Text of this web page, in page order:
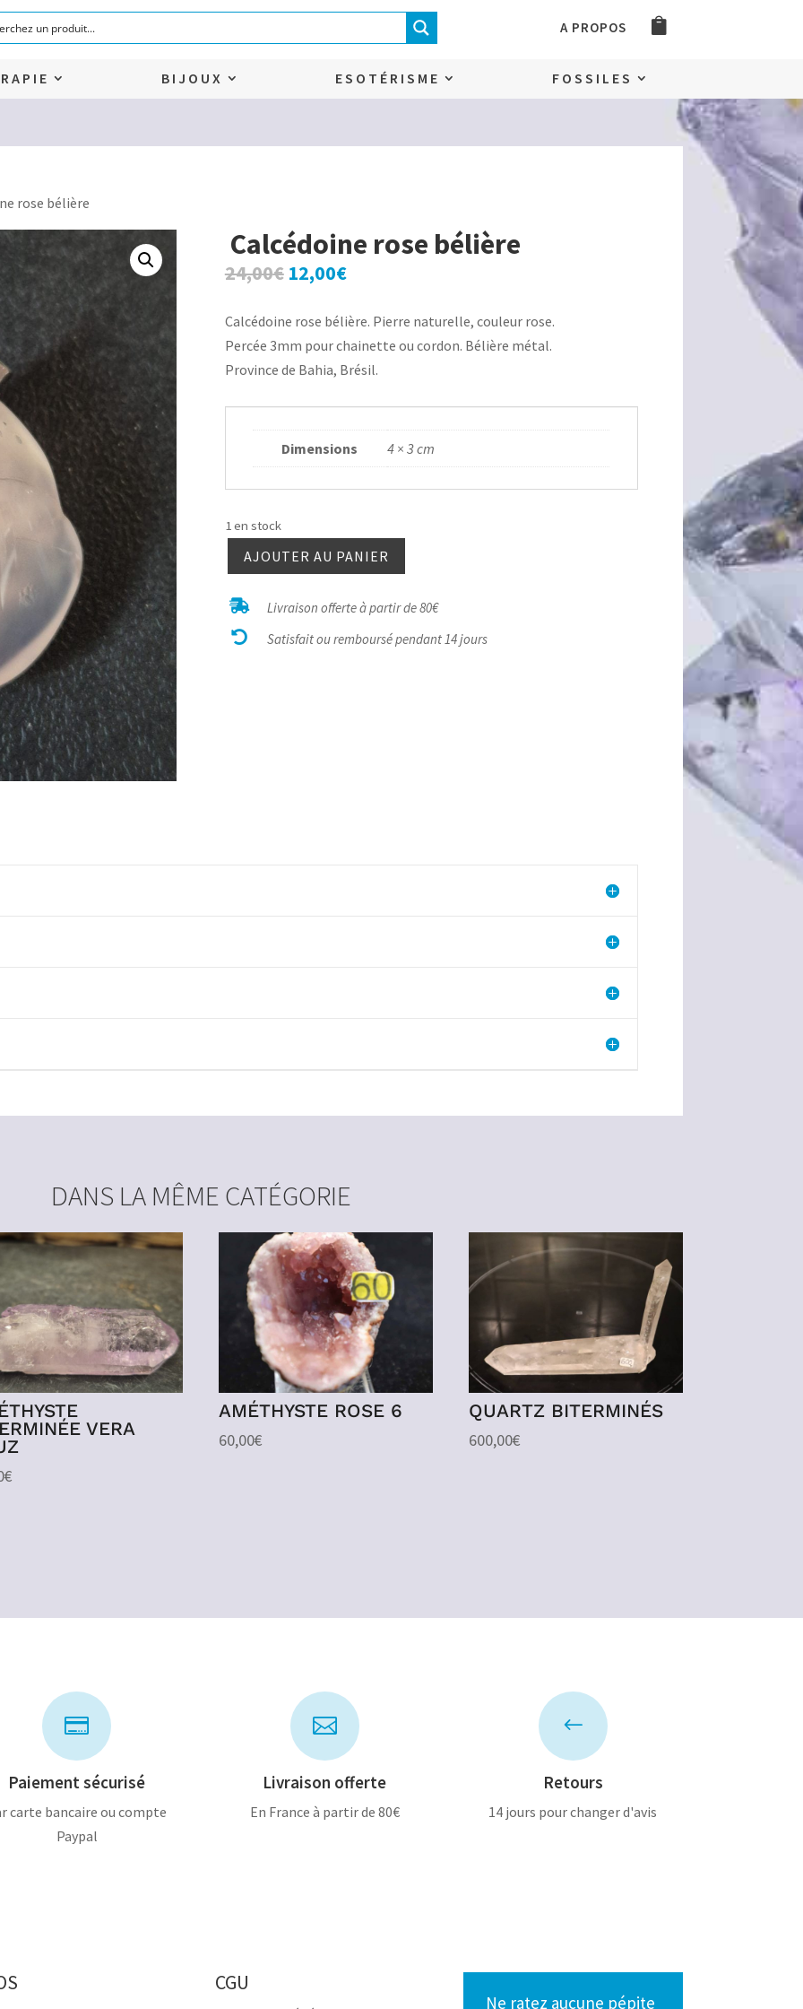
A PROPOS
BIJOUX ESOTÉRISME FOSSILES
rose bélière
Calcédoine rose bélière
24,00€ Le
initial
était :
24,00€.
12,00€Le
actuel
est :
12,00€.
Calcédoine rose bélière. Pierre naturelle, couleur rose.
Percée 3mm pour chainette ou cordon. Bélière métal.
Province de Bahia, Brésil.
Dimensions 4 × 3 cm
1 en stock
quantité
Calcédoine
rose
AJOUTER AU PANIER
 Livraison offerte à partir de 80€
 Satisfait ou remboursé pendant 14 jours
DANS LA MÊME CATÉGORIE
VERA
€
AMÉTHYSTE ROSE 6
60,00€
QUARTZ BITERMINÉS
600,00€

Paiement sécurisé
carte bancaire ou compte
Paypal

Livraison offerte
En France à partir de 80€
#
Retours
14 jours pour changer d'avis
CGU
Ne ratez aucune pépite